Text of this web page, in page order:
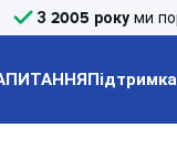
З 2005 року ми
Підтримка